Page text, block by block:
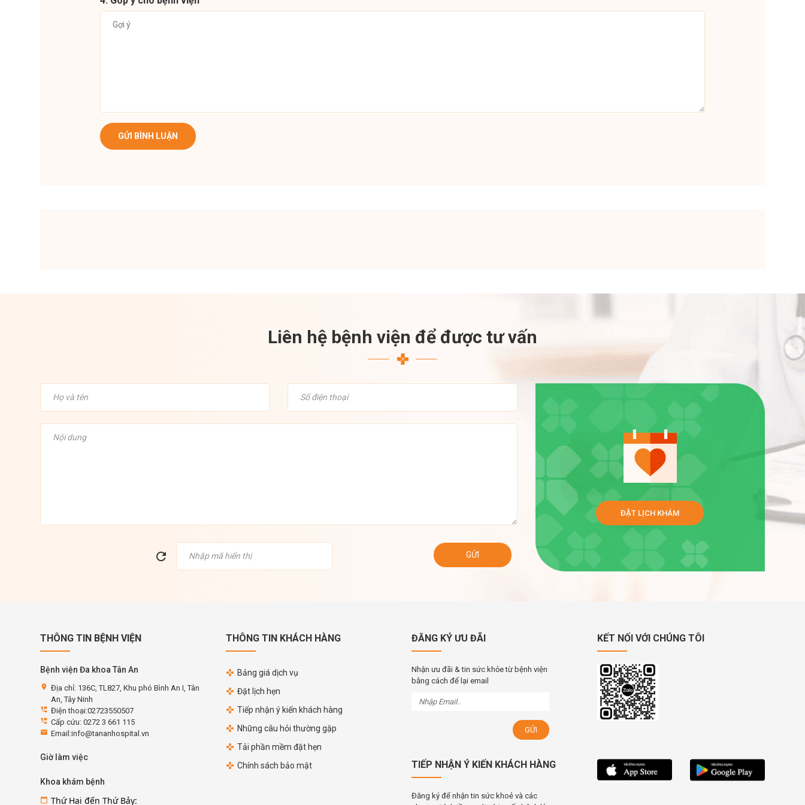
GỬI BÌNH LUẬN
Liên hệ bệnh viện để được tư vấn
ĐẶT LỊCH KHÁM
THÔNG TIN BỆNH VIỆN
Bệnh viện Đa khoa Tân An
location_on Địa chỉ: 136C, TL827, Khu phó Bình An I, Tân
An, Tây Ninh
perm_phone_msg Điện thoại:02723550507
perm_phone_msg Cấp cứu: 0272 3 661 115
email Email:info@tananhospital.vn
Giờ làm việc
Khoa khám bệnh
calendar_today Thứ Hai đến Thứ Bảy:
THÔNG TIN KHÁCH HÀNG
Bảng giá dịch vụ
Đặt lịch hẹn
Tiếp nhận ý kiến khách hàng
Những câu hỏi thường gặp
Tải phần mềm đặt hẹn
Chính sách bảo mật
ĐĂNG KÝ ƯU ĐÃI
Nhận ưu đãi & tin sức khỏe từ bệnh viện
bằng cách để lại email
TIẾP NHẬN Ý KIẾN KHÁCH HÀNG
Đăng ký để nhận tin sức khoẻ và các
KẾT NỐI VỚI CHÚNG TÔI